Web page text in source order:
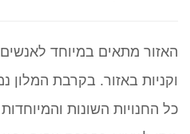
האזור מתאים במיוחד
וקניות באזור. בקרבת המלון
כל החנויות השונות